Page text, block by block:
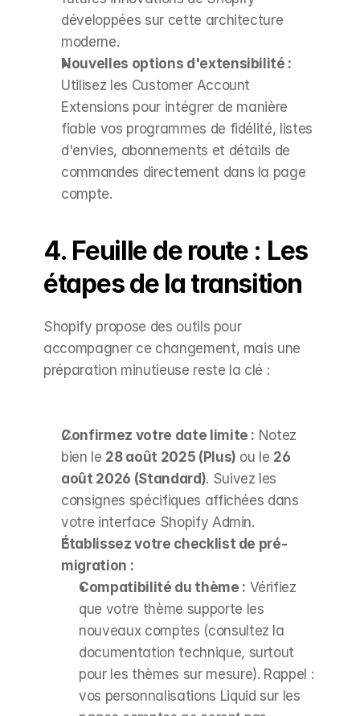
développées sur cette architecture
moderne.
Nouvelles options d'extensibilité :
Utilisez les Customer Account
Extensions pour intégrer de manière
fiable vos programmes de fidélité, listes
d'envies, abonnements et détails de
commandes directement dans la page
compte.
4. Feuille de route : Les
étapes de la transition
Shopify propose des outils pour
accompagner ce changement, mais une
préparation minutieuse reste la clé :
Confirmez votre date limite : Notez
bien le 28 août 2025 (Plus) ou le 26
août 2026 (Standard). Suivez les
consignes spécifiques affichées dans
votre interface Shopify Admin.
Établissez votre checklist de pré-
migration :
Compatibilité du thème : Vérifiez
que votre thème supporte les
nouveaux comptes (consultez la
documentation technique, surtout
pour les thèmes sur mesure). Rappel :
vos personnalisations Liquid sur les